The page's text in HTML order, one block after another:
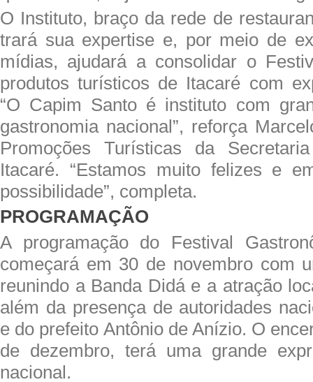
O Instituto, braço da rede de
trará sua expertise e, por meio de
mídias, ajudará a consolidar o
produtos turísticos de Itacaré com
“O Capim Santo é instituto com
gastronomia nacional”, reforça
Promoções Turísticas da
Itacaré. “Estamos muito felizes e
possibilidade”, completa.
PROGRAMAÇÃO
A programação do Festival
começará em 30 de novembro com
reunindo a Banda Didá e a atração
além da presença de autoridades
e do prefeito Antônio de Anízio. O
de dezembro, terá uma grande
nacional.